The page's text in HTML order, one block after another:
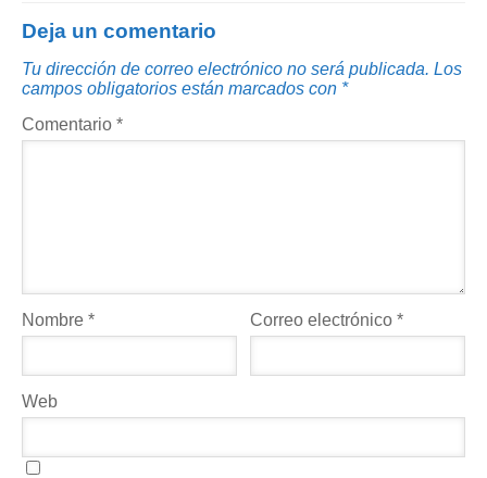
Deja un comentario
Tu dirección de correo electrónico no será publicada. Los
campos obligatorios están marcados con *
Comentario *
Nombre * Correo electrónico*
Web